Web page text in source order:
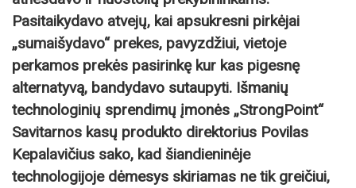
Pasitaikydavo atvejų, kai apsukresni pirkėjai
„sumaišydavo“ prekes, pavyzdžiui, vietoje
perkamos prekės pasirinkę kur kas pigesnę
alternatyvą, bandydavo sutaupyti. Išmanių
technologinių sprendimų įmonės „StrongPoint“
Savitarnos kasų produkto direktorius Povilas
Kepalavičius sako, kad šiandieninėje
technologijoje dėmesys skiriamas ne tik greičiui,